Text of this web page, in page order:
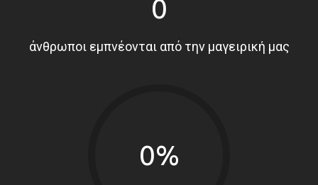
0
άνθρωποι εμπνέονται από την μαγειρική μας
0%